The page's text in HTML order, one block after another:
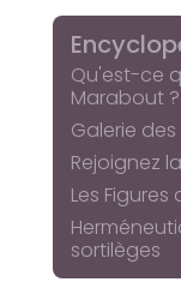
Qu'est-ce
Marabout ?
Galerie des
Rejoignez
Les Figures
sortilèges